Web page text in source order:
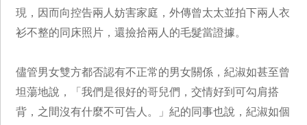
現，因而向控告兩人妨害家庭，外傳曾太太並拍下兩人衣
衫不整的同床照片，還撿拾兩人的毛髮當證據。
儘管男女雙方都否認有不正常的男女關係，紀淑如甚至曾
坦蕩地說，「我們是很好的哥兒們，交情好到可勾肩搭
背，之間沒有什麼不可告人。」紀的同事也說，紀淑如個